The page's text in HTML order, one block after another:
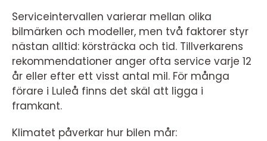
Serviceintervallen varierar mellan olika
bilmärken och modeller, men två faktorer styr
nästan alltid: körsträcka och tid. Tillverkarens
rekommendationer anger ofta service varje 12
år eller efter ett visst antal mil. För många
förare i Luleå finns det skäl att ligga i
framkant.
Klimatet påverkar hur bilen mår: